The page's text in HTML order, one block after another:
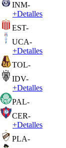
INM-
+Detalles
EST-
UCA-
+Detalles
TOL-
IDV-
+Detalles
PAL-
CER-
+Detalles
PLA-